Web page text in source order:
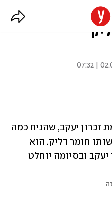
בזכרון יעקב